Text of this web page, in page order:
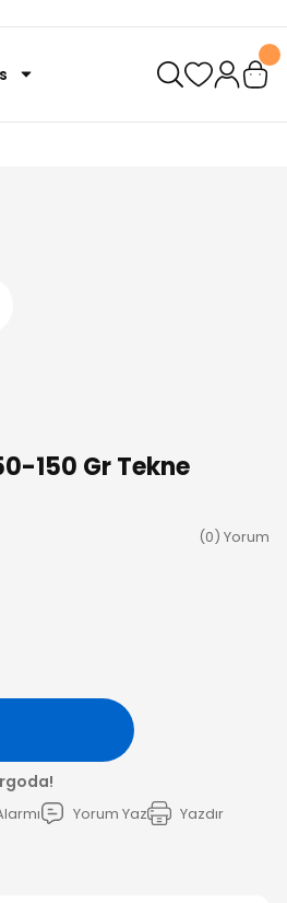
150 Gr Tekne
(0) Yorum
Yorum Yaz Yazdır